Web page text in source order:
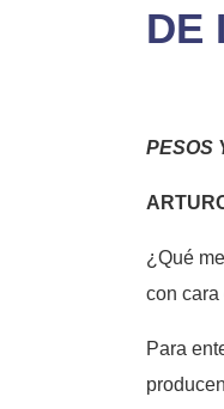
DE
PESOS
¿Qué
con
Para